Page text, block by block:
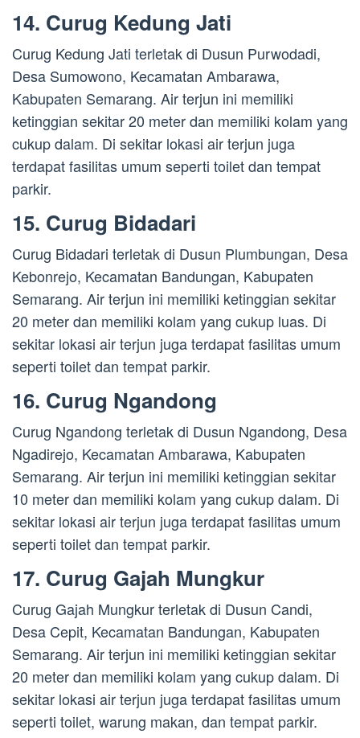
14. Curug Kedung Jati
Curug Kedung Jati terletak di Dusun Purwodadi,
Desa Sumowono, Kecamatan Ambarawa,
Kabupaten Semarang. Air terjun ini memiliki
ketinggian sekitar 20 meter dan memiliki kolam yang
cukup dalam. Di sekitar lokasi air terjun juga
terdapat fasilitas umum seperti toilet dan tempat
parkir.
15. Curug Bidadari
Curug Bidadari terletak di Dusun Plumbungan, Desa
Kebonrejo, Kecamatan Bandungan, Kabupaten
Semarang. Air terjun ini memiliki ketinggian sekitar
20 meter dan memiliki kolam yang cukup luas. Di
sekitar lokasi air terjun juga terdapat fasilitas umum
seperti toilet dan tempat parkir.
16. Curug Ngandong
Curug Ngandong terletak di Dusun Ngandong, Desa
Ngadirejo, Kecamatan Ambarawa, Kabupaten
Semarang. Air terjun ini memiliki ketinggian sekitar
10 meter dan memiliki kolam yang cukup dalam. Di
sekitar lokasi air terjun juga terdapat fasilitas umum
seperti toilet dan tempat parkir.
17. Curug Gajah Mungkur
Curug Gajah Mungkur terletak di Dusun Candi,
Desa Cepit, Kecamatan Bandungan, Kabupaten
Semarang. Air terjun ini memiliki ketinggian sekitar
20 meter dan memiliki kolam yang cukup dalam. Di
sekitar lokasi air terjun juga terdapat fasilitas umum
seperti toilet, warung makan, dan tempat parkir.